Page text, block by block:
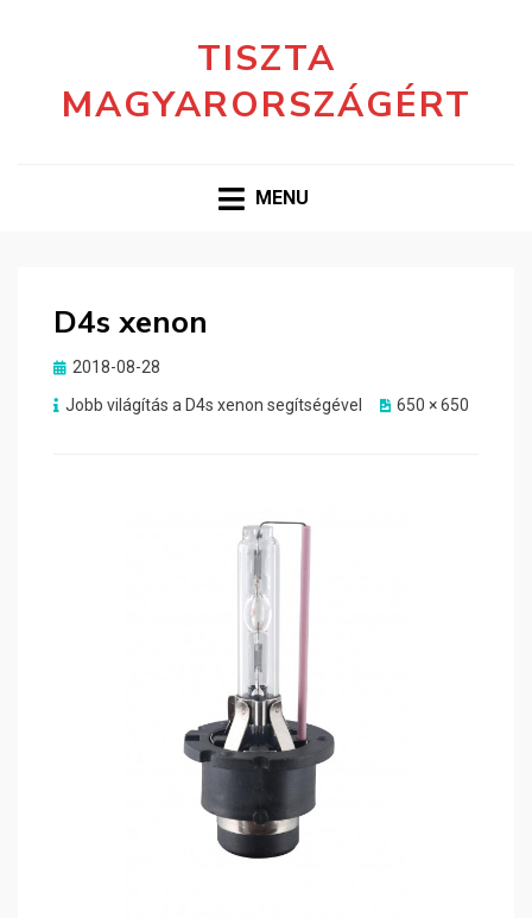
TISZTA
MAGYARORSZÁGÉRT
MENU
D4s xenon
Posted
2018-08-28
Jobb világítás a D4s xenon segítségével
650 × 650